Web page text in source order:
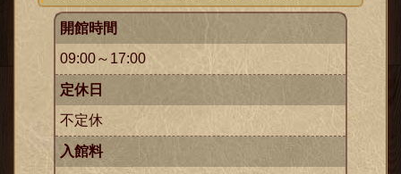
開館時間
09:00～17:00
定休日
不定休
入館料